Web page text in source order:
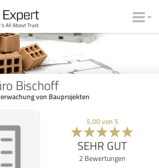
Bischoff
von Bauprojekten
5,00von 5
SEHR GUT
2 Bewertungen